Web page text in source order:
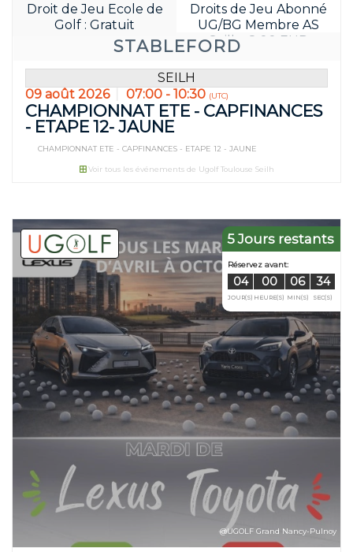
Réservez
01 16
JOUR(S)
STABLEFORD
Droit de Jeu Ecole de
Golf : Gratuit
Droits de Jeu Abonné
UG/BG Membre AS
Seilh : 8.00 EUR
SEILH
09 août 2026
07:00 - 10:30 (UTC)
CHAMPIONNAT ETE - CAPFINANCES
- ETAPE 12- JAUNE
CHAMPIONNAT ETE - CAPFINANCES - ETAPE 12 - JAUNE
Voir tous les événements de Ugolf Toulouse Seilh
5 Jours restants
@UGOLF Grand Nancy-Pulnoy